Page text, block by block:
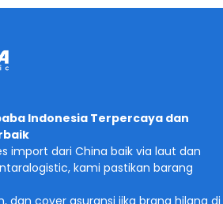
Indonesia Terpercaya dan
import dari China baik via laut dan
kami pastikan barang
dan cover asuransi jika brang hilang di